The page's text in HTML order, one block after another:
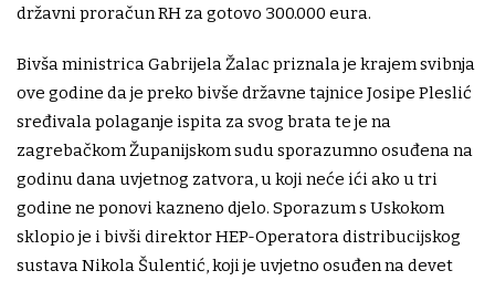
državni proračun RH za gotovo 300.000 eura.
Bivša ministrica Gabrijela Žalac priznala je krajem svibnja
ove godine da je preko bivše državne tajnice Josipe Pleslić
sređivala polaganje ispita za svog brata te je na
zagrebačkom Županijskom sudu sporazumno osuđena na
godinu dana uvjetnog zatvora, u koji neće ići ako u tri
godine ne ponovi kazneno djelo. Sporazum s Uskokom
sklopio je i bivši direktor HEP-Operatora distribucijskog
sustava Nikola Šulentić, koji je uvjetno osuđen na devet